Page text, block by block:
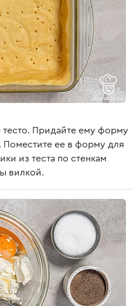
тесто. Придайте ему форму
Поместите ее в форму для
из теста по стенкам
вилкой.